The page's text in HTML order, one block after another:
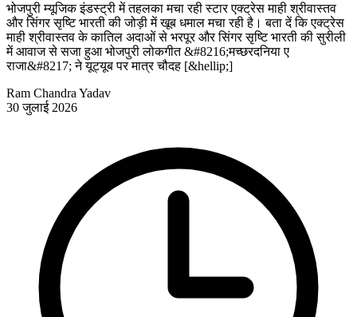
भोजपुरी म्यूजिक इंडस्ट्री में तहलका मचा रही स्टार एक्ट्रेस माही श्रीवास्तव
और सिंगर सृष्टि भारती की जोड़ी में खूब धमाल मचा रही है। बता दें कि एक्ट्रेस
माही श्रीवास्तव के कातिल अदाओं से भरपूर और सिंगर सृष्टि भारती की सुरीली
में आवाज से सजा हुआ भोजपुरी लोकगीत &#8216;मच्छरदनिया ए
राजा&#8217; ने यूट्यूब पर मात्र चौदह [&hellip;]
Ram Chandra Yadav
30 जुलाई 2026